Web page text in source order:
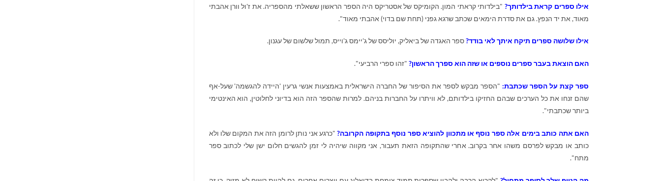
אילו ספרים קראת בילדותך? "בילדותי קראתי המון. הקומיקס של אסטריקס היה הספר הראשון ששאלתי מהספריה. את ז'ול וורן אהבתי
מאוד, את יד הנפץ. גם את סדרת הימאים שכתב שרגא גפני (תחת שם בדוי) אהבתי מאוד".
אילו שלושה ספרים תיקח איתך לאי בודד?ספר האגדה של ביאליק, יוליסס של ג'יימס ג'וייס, תמול שלשום של עגנון.
האם הוצאת בעבר ספרים נוספים או שזה הוא ספרך הראשון? "זהו ספרי הרביעי".
ספר קצת על הספר שכתבת: "הספר מבקש לספר את הסיפור של החברה הישראלית באמצעות אנשי גרעין 'היידה להגשמה' שעל-אף
שהם זנחו את כל הערכים שבהם החזיקו בילדותם, לא וויתרו על החברות בניהם. למרות שהספר הזה הוא בדיוני לחלוטין, הוא האינטימי
ביותר שכתבתי".
האם אתה כותב בימים אלה ספר נוסף או מתכוון להוציא ספר נוסף בתקופה הקרובה? "כרגע אני נותן לרומן הזה את המקום שלו ולא
כותב או מבקש לפרסם משהו אחר בקרוב. אחרי שהתקופה הזאת תעבור, אני מקווה שיהיה לי זמן להגשים חלום ישן שלי לכתוב ספר
מתח".